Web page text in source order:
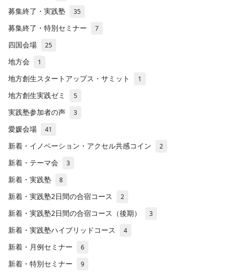
募集終了・実践塾 35
募集終了・特別セミナー 7
四国会場 25
地方会 1
地方創生スタートアップス・サミット 1
地方創生実践ゼミ 5
実践塾参加者の声 3
愛媛会場 41
新着・イノベーション・アクセル共感コイン 2
新着・テーマ会 3
新着・実践塾 8
新着・実践塾2日間の合宿コース 2
新着・実践塾2日間の合宿コース（後期） 3
新着・実践塾ハイブリッドコース 4
新着・月例セミナー 6
新着・特別セミナー 9